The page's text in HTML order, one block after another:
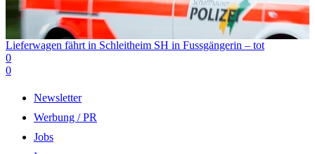
Lieferwagen fährt in Schleitheim SH in Fussgängerin – tot
0
0
Newsletter
Werbung / PR
Jobs